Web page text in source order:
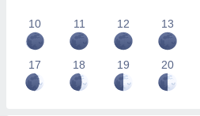
10 11 12 13
17 18 19 20